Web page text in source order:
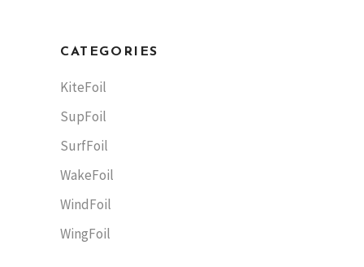
CATEGORIES
KiteFoil
SupFoil
SurfFoil
WakeFoil
WindFoil
WingFoil